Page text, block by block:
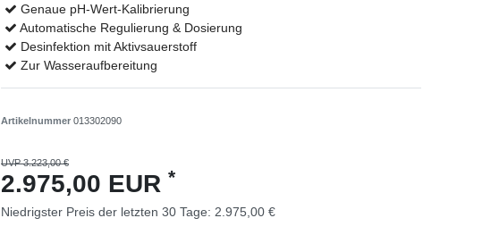
Genaue pH-Wert-Kalibrierung
Automatische Regulierung & Dosierung
Desinfektion mit Aktivsauerstoff
Zur Wasseraufbereitung
Artikelnummer 013302090
UVP 3.223,00 €
2.975,00 EUR *
Niedrigster Preis der letzten 30 Tage: 2.975,00 €